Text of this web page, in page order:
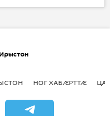
НОГ ХАБӔРТТӔ